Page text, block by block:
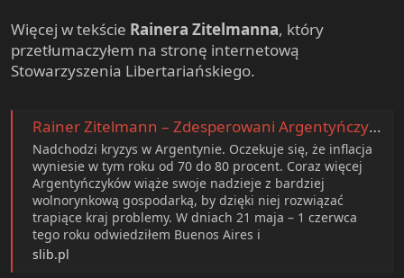
Więcej w tekście Rainera Zitelmanna, który
przetłumaczyłem na stronę internetową
Stowarzyszenia Libertariańskiego.
Rainer Zitelmann – Zdesperowani Argentyńczycy wiążą swoje nadzieje z kapitalizmem
Nadchodzi kryzys w Argentynie. Oczekuje się, że inflacja
wyniesie w tym roku od 70 do 80 procent. Coraz więcej
Argentyńczyków wiąże swoje nadzieje z bardziej
wolnorynkową gospodarką, by dzięki niej rozwiązać
trapiące kraj problemy. W dniach 21 maja – 1 czerwca
tego roku odwiedziłem Buenos Aires i
slib.pl